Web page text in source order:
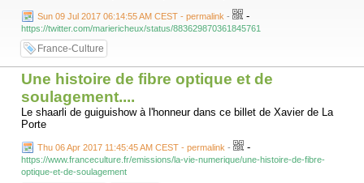
Sun 09 Jul 2017 06:14:55 AM CEST - permalink - -
https://twitter.com/mariericheux/status/883629870361845761
France-Culture
Une histoire de fibre optique et de
soulagement....
Le shaarli de guiguishow à l'honneur dans ce billet de Xavier de La
Porte
Thu 06 Apr 2017 11:45:45 AM CEST - permalink - -
https://www.franceculture.fr/emissions/la-vie-numerique/une-histoire-de-fibre-
optique-et-de-soulagement